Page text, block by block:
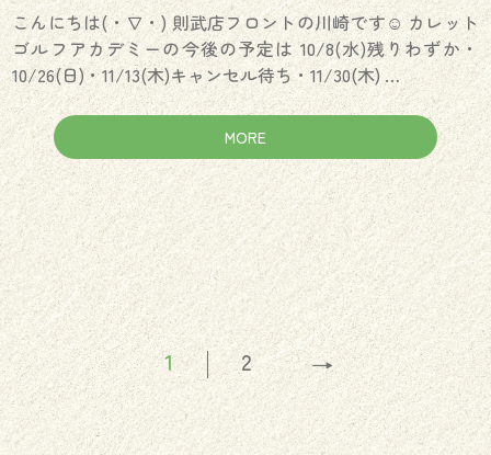
こんにちは(・∇・) 則武店フロントの川崎です☺︎ カレット
ゴルフアカデミーの今後の予定は 10/8(水)残りわずか・
10/26(日)・11/13(木)キャンセル待ち・11/30(木) …
MORE
1 2 →